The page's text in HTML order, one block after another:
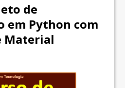
de
em Python com
Material